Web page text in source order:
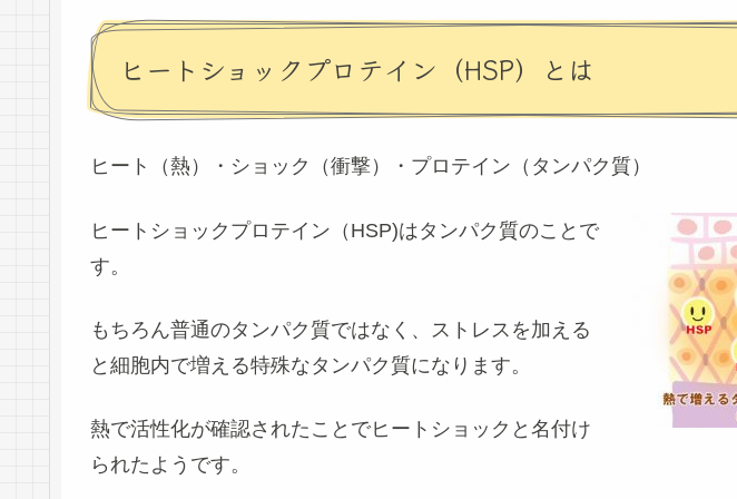
ヒートショックプロテイン（HSP）とは
ヒート（熱）・ショック（衝撃）・プロテイン（タンパク質）
ヒートショックプロテイン（HSP)はタンパク質のことで
す。
もちろん普通のタンパク質ではなく、
ストレスを加える
と細胞内で増える特殊なタンパク質になります。
熱で活性化が確認されたことでヒートショックと名付け
られたようです。